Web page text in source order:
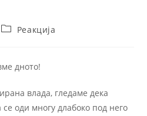
Реакција
дното!
влада, гледаме дека
оди многу длабоко под него